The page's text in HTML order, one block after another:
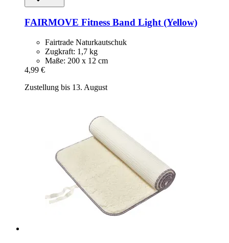
FAIRMOVE Fitness Band Light (Yellow)
Fairtrade Naturkautschuk
Zugkraft: 1,7 kg
Maße: 200 x 12 cm
4,99 €
Zustellung bis 13. August